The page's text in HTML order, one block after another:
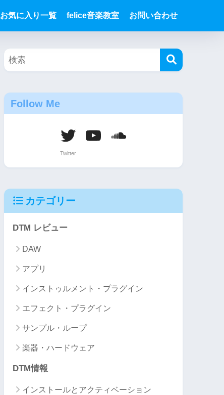
お気に入り一覧 felice音楽教室 お問い合わせ
Follow Me
カテゴリー
DTM レビュー
DAW
アプリ
インストゥルメント・プラグイン
エフェクト・プラグイン
サンプル・ループ
楽器・ハードウェア
DTM情報
インストールとアクティベーション